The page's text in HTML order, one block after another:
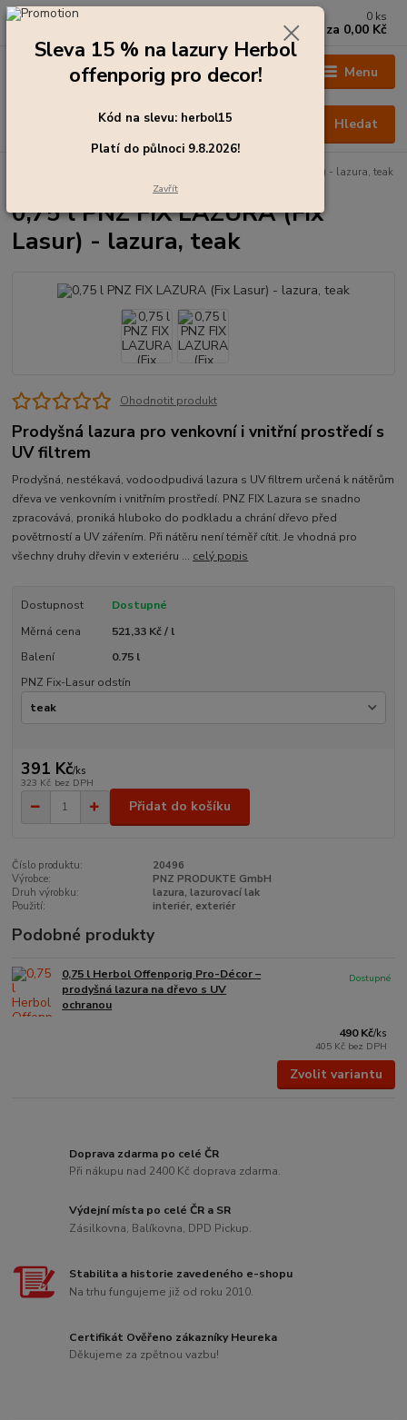
Menu
Hledat
+420 273 136 255
0 ks
za 0,00 Kč
0,75 l PNZ FIX LAZURA (Fix Lasur) - lazura, teak
0,75 l PNZ FIX LAZURA (Fix
Lasur) - lazura, teak
Ohodnotit produkt
Prodyšná lazura pro venkovní i vnitřní prostředí s
UV filtrem
Prodyšná, nestékavá, vodoodpudivá lazura s UV filtrem určená k nátěrům
dřeva ve venkovním i vnitřním prostředí. PNZ FIX Lazura se snadno
zpracovává, proniká hluboko do podkladu a chrání dřevo před
povětrností a UV zářením. Při nátěru není téměř cítit. Je vhodná pro
všechny druhy dřevin v exteriéru ... celý popis
Dostupnost
Dostupné
Měrná cena
521,33 Kč / l
Balení
0.75 l
PNZ Fix-Lasur odstín
391 Kč/ks
323 Kč bez DPH
Přidat do košíku
Číslo produktu:
20496
Výrobce:
PNZ PRODUKTE GmbH
Druh výrobku:
lazura, lazurovací lak
Použití:
interiér, exteriér
Podobné produkty
0,75 l Herbol Offenporig Pro-Décor –
prodyšná lazura na dřevo s UV
ochranou
490 Kč/ks
405 Kč bez DPH
Dostupné
Zvolit variantu
Doprava zdarma po celé ČR
Při nákupu nad 2400 Kč doprava zdarma.
Výdejní místa po celé ČR a SR
Zásilkovna, Balíkovna, DPD Pickup.
Stabilita a historie zavedeného e-shopu
Na trhu fungujeme již od roku 2010.
Certifikát Ověřeno zákazníky Heureka
Děkujeme za zpětnou vazbu!
Sleva 15 % na lazury Herbol
offenporig pro decor!
Kód na slevu: herbol15
Platí do půlnoci 9.8.2026!
Zavřít